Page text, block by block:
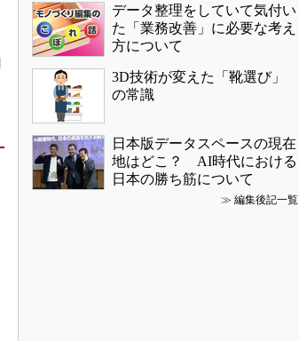
データ整理をしていて気付い
た「業務改善」に必要な考え
方について
3D技術が変えた「靴選び」
の常識
日本版データスペースの現在
地はどこ？ AI時代における
日本の勝ち筋について
≫ 編集後記一覧